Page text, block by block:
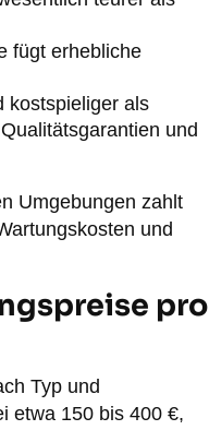
fügt erhebliche
kostspieliger als
und
Umgebungen zahlt
und
pro
Typ und
etwa 150 bis 400 €,